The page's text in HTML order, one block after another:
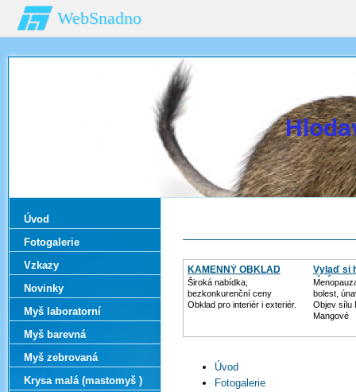
WebSnadno
KAMENNÝ OBKLAD
Široká nabídka,
bezkonkurenční ceny
Obklad pro interiér i exteriér.
Vylaď si
léků
bolest,
Objev sílu
Mangové
Úvod
Fotogalerie
Úvod
Fotogalerie
Vzkazy
Novinky
Myš laboratorní
Myš barevná
Myš zebrovaná
Krysa malá (mastomyš )